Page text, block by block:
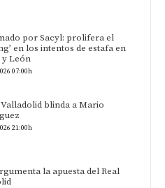
por Sacyl: prolifera el
en los intentos de estafa en
y León
07:00h
Valladolid blinda a Mario
21:00h
la apuesta del Real